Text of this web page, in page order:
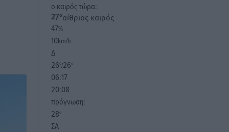
o καιρός τώρα:
27°αίθριος καιρός
47%
10km/h
Δ
26°/26°
06:17
20:08
πρόγνωση:
28°
ΣΑ